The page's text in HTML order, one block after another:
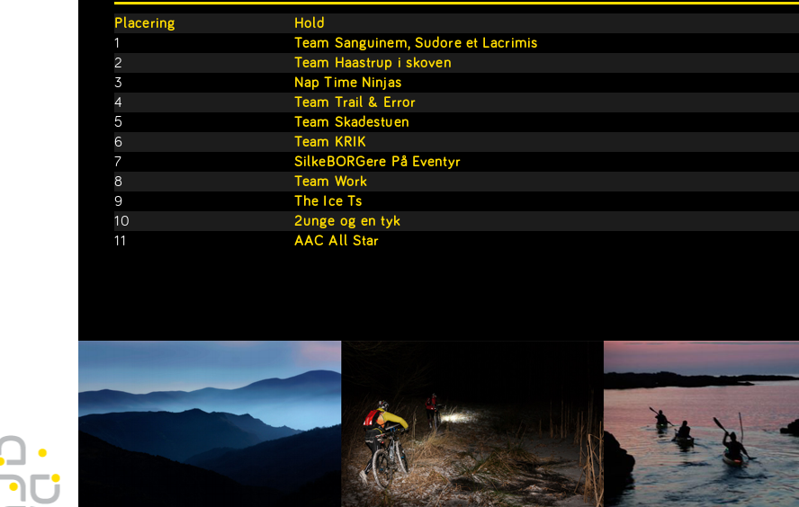
Placering Hold
1
Team Sanguinem, Sudore et Lacrimis
2
Team Haastrup i skoven
3
Nap Time Ninjas
4
Team Trail & Error
5
Team Skadestuen
6
Team KRIK
7
SilkeBORGere På Eventyr
8
Team Work
9
The Ice Ts
10
2unge og en tyk
11
AAC All Star